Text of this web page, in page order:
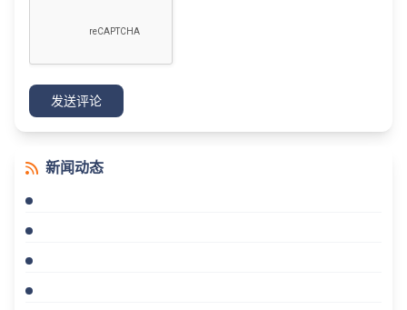
发送评论
新闻动态